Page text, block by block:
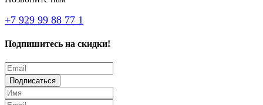
+7 929 99 88 77 1
Подпишитесь на скидки!
Подписаться